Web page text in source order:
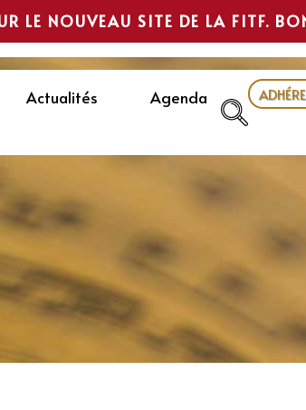
LE NOUVEAU SITE DE LA FITF.
Actualités
Agenda